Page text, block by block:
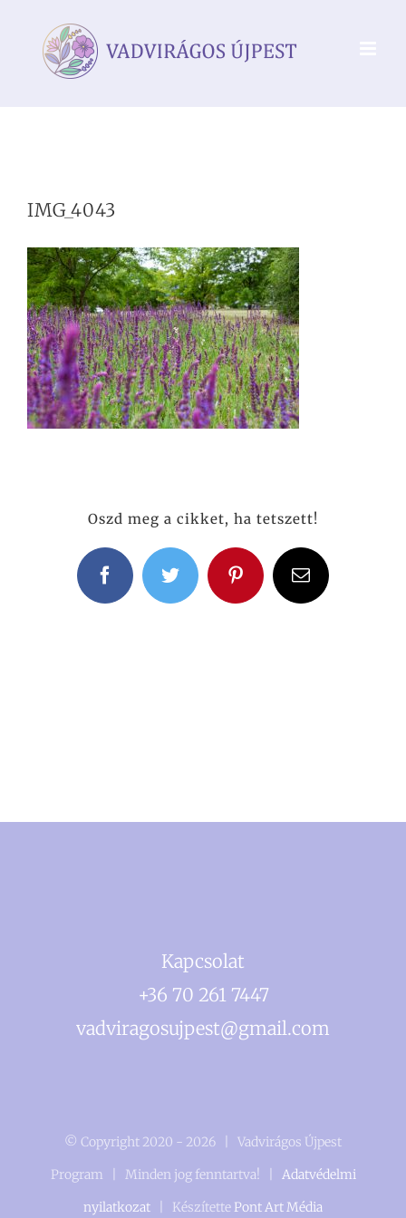
IMG_4043
Oszd meg a cikket, ha tetszett!
FacebookTwitter PinterestEmail:
Kapcsolat
+36 70 261 7447
vadviragosujpest@gmail.com
© Copyright 2020 - 2026 | Vadvirágos Újpest
Program | Minden jog fenntartva! | Adatvédelmi
nyilatkozat | Készítette Pont Art Média